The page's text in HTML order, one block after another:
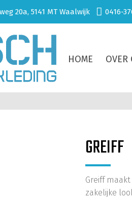
20a, 5141 MT Waalwijk 0416-
HOME OVER
GREIFF
Greiff
zakelijke